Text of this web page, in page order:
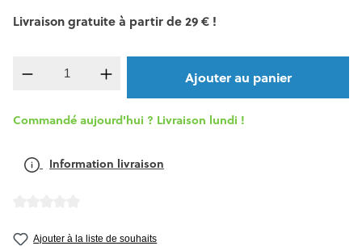
Livraison gratuite à partir de 29 € !
Quantité de produit : Entrez la quantité
Ajouter au panier
Commandé aujourd'hui ? Livraison lundi !
Information livraison
Ajouter à la liste de souhaits